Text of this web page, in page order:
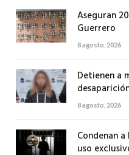
Aseguran
Guerrero
8 agosto, 2026
Detienen a
8 agosto, 2026
Condenan
uso